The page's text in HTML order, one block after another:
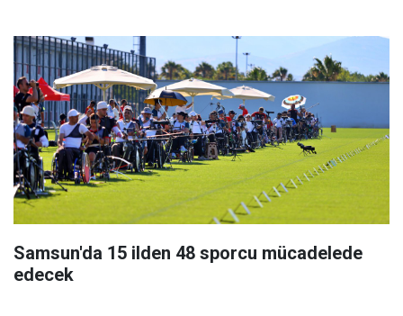
Samsun'da 15 ilden 48 sporcu mücadelede
edecek